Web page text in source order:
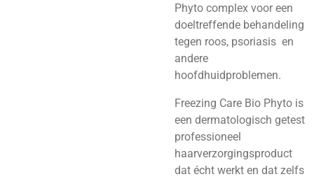
Phyto complex voor een
doeltreffende behandeling
tegen roos, psoriasis en
andere
hoofdhuidproblemen.
Freezing Care Bio Phyto is
een dermatologisch getest
professioneel
haarverzorgingsproduct
dat écht werkt en dat zelfs